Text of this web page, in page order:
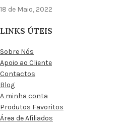
18 de Maio, 2022
LINKS ÚTEIS
Sobre Nós
Apoio ao Cliente
Contactos
Blog
A minha conta
Produtos Favoritos
Área de Afiliados